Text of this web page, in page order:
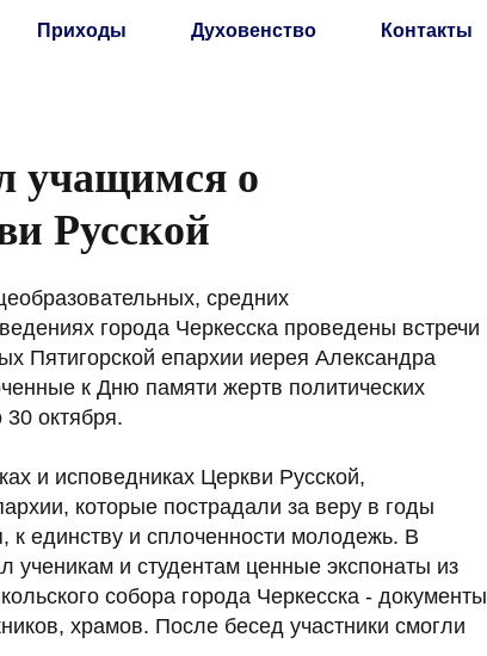
Приходы Духовенство Контакты
учащимся о
Русской
средних
города Черкесска проведены встречи
Пятигорской епархии иерея Александра
к Дню памяти жертв политических
октября.
и исповедниках Церкви Русской,
которые пострадали за веру в годы
к единству и сплоченности молодежь. В
ученикам и студентам ценные экспонаты из
собора города Черкесска - документы
храмов. После бесед участники смогли